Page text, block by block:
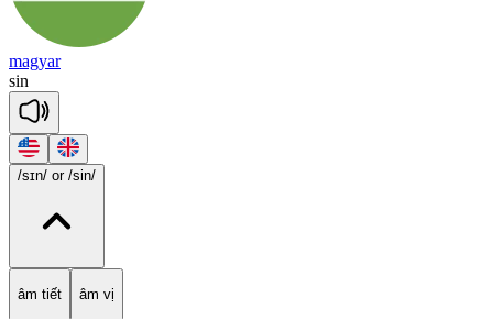
magyar
sin
/sɪn/ or /sin/
âm tiết âm vị